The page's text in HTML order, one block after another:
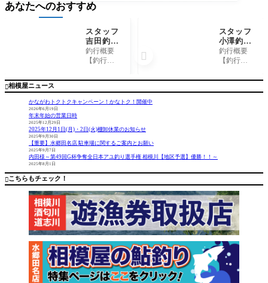
相模屋ニュース
かながわトクトクキャンペーン！かなトク！開催中
2026年6月19日
年末年始の営業日時
2025年12月29日
2025年12月1日(月)・2日(火)棚卸休業のお知らせ
2025年9月30日
【重要】水郷田名店 駐車場に関するご案内とお願い
2025年9月7日
内田様～第49回G杯争奪全日本アユ釣り選手権 相模川【地区予選】優勝！！～
2025年8月1日
こちらもチェック！
あなたへのおすすめ
スタッフ
吉田釣行
記～津久
井湖/ブ
ス30～4
匹～
釣行概要
【釣行
4年7月31
時間】 7:
所】 津
【船宿】
津久井
ト 【釣
果】 ・ブ
ラ
スタッフ
小澤釣行
記～初島
第一漁
メジナ37
釣行概要
【釣行
5年3月13
m/4枚 タッ
クル ・ロ
